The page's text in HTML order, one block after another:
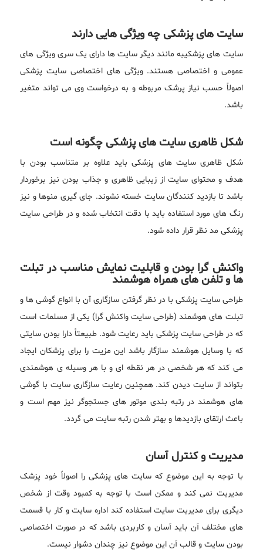
سایت های پزشکی چه ویژگی هایی دارند
سایت های پزشکیبه مانند دیگر سایت ها دارای یک سری ویژگی های
عمومی و اختصاصی هستند. ویژگی های اختصاصی سایت پزشکی
اصولاً حسب نیاز پرشک مربوطه و به درخواست وی می تواند متغیر
باشد.
شکل ظاهری سایت های پزشکی چگونه است
شکل ظاهری سایت های پزشکی باید علاوه بر متناسب بودن با
هدف و محتوای سایت از زیبایی ظاهری و جذاب بودن نیز برخوردار
باشد تا بازدید کنندگان سایت خسته نشوند. جای گیری منوها و نیز
رنگ های مورد استفاده باید با دقت انتخاب شده و در طراحی سایت
پزشکی مد نظر قرار داده شود.
واکنش گرا بودن و قابلیت نمایش مناسب در تبلت
ها و تلفن های همراه هوشمند
طراحی سایت پزشکی با در نظر گرفتن سازگاری آن با انواع گوشی ها و
تبلت های هوشمند (طراحی سایت واکنش گرا) یکی از مسلمات است
که در طراحی سایت پزشکی باید رعایت شود. طبیعتاً دارا بودن سایتی
که با وسایل هوشمند سازگار باشد این مزیت را برای پزشکان ایجاد
می کند که هر شخصی در هر نقطه ای و با هر وسیله ی هوشمندی
بتواند از سایت دیدن کند. همچنین رعایت سازگاری سایت با گوشی
های هوشمند در رتبه بندی موتور های جستجوگر نیز مهم است و
باعث ارتقای بازدیدها و بهتر شدن رتبه سایت می گردد.
مدیریت و کنترل آسان
با توجه به این موضوع که سایت های پزشکی را اصولاً خود پزشک
مدیریت نمی کند و ممکن است با توجه به کمبود وقت از شخص
دیگری برای مدیریت سایت استفاده کند اداره سایت و کار با قسمت
های مختلف آن باید آسان و کاربردی باشد که در صورت اختصاصی
بودن سایت و قالب آن این موضوع نیز چندان دشوار نیست.